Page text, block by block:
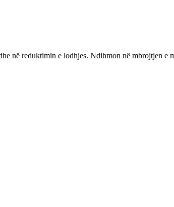
në reduktimin e lodhjes. Ndihmon në mbrojtjen e